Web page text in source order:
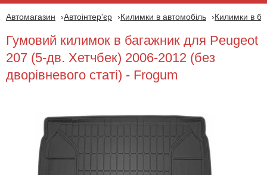
Автомагазин Автоінтер'єр Килимки в автомобіль Килимки в
Гумовий килимок в багажник для Peugeot
207 (5-дв. Хетчбек) 2006-2012 (без
дворівневого статі) - Frogum